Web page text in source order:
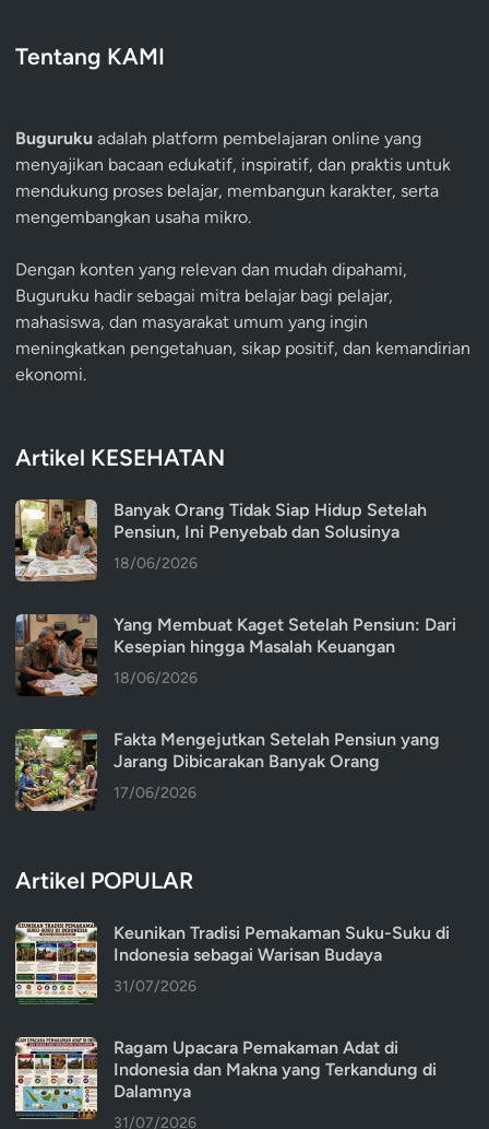
Tentang KAMI
Buguruku adalah platform pembelajaran online yang
menyajikan bacaan edukatif, inspiratif, dan praktis untuk
mendukung proses belajar, membangun karakter, serta
mengembangkan usaha mikro.
Dengan konten yang relevan dan mudah dipahami,
Buguruku hadir sebagai mitra belajar bagi pelajar,
mahasiswa, dan masyarakat umum yang ingin
meningkatkan pengetahuan, sikap positif, dan kemandirian
ekonomi.
Artikel KESEHATAN
Banyak Orang Tidak Siap Hidup Setelah
Pensiun, Ini Penyebab dan Solusinya
18/06/2026
Yang Membuat Kaget Setelah Pensiun: Dari
Kesepian hingga Masalah Keuangan
18/06/2026
Fakta Mengejutkan Setelah Pensiun yang
Jarang Dibicarakan Banyak Orang
17/06/2026
Artikel POPULAR
Keunikan Tradisi Pemakaman Suku-Suku di
Indonesia sebagai Warisan Budaya
31/07/2026
Ragam Upacara Pemakaman Adat di
Indonesia dan Makna yang Terkandung di
Dalamnya
31/07/2026